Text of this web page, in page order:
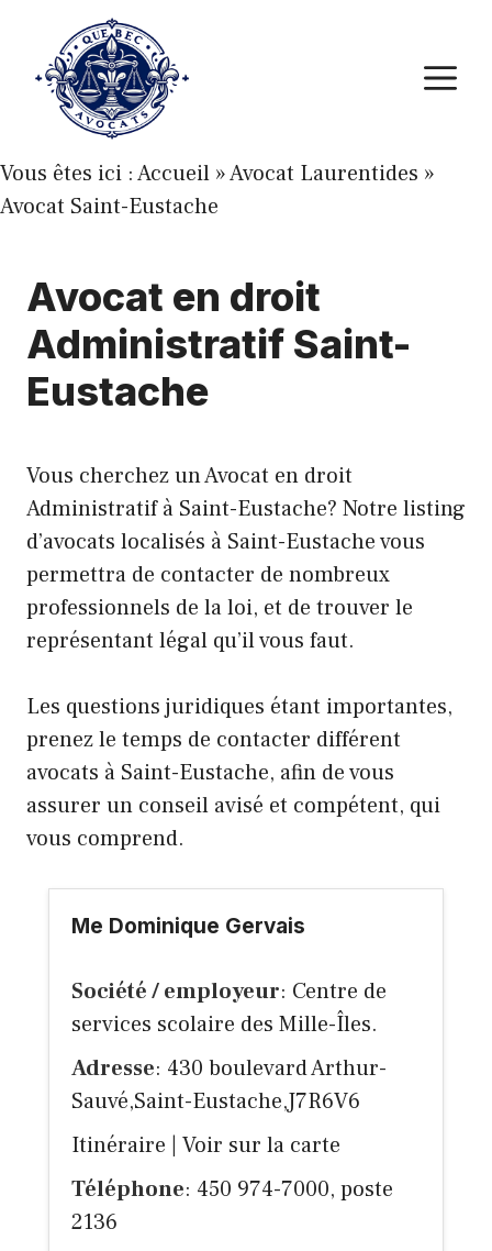
contenu
Vous êtes ici :Accueil »Avocat Laurentides »
Avocat Saint-Eustache
Avocat en droit
Administratif Saint-
Eustache
Vous cherchez un Avocat en droit
Administratif à Saint-Eustache? Notre listing
d’avocats localisés à Saint-Eustache vous
permettra de contacter de nombreux
professionnels de la loi, et de trouver le
représentant légal qu’il vous faut.
Les questions juridiques étant importantes,
prenez le temps de contacter différent
avocats à Saint-Eustache, afin de vous
assurer un conseil avisé et compétent, qui
vous comprend.
Me Dominique Gervais
Société / employeur: Centre de
services scolaire des Mille-Îles.
Adresse: 430 boulevard Arthur-
Sauvé,Saint-Eustache,J7R6V6
Itinéraire
Voir sur la carte
Téléphone: 450 974-7000, poste
2136